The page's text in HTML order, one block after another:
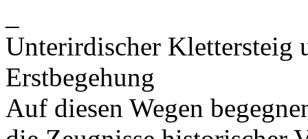
Unterirdischer Klettersteig
Erstbegehung
Auf diesen Wegen